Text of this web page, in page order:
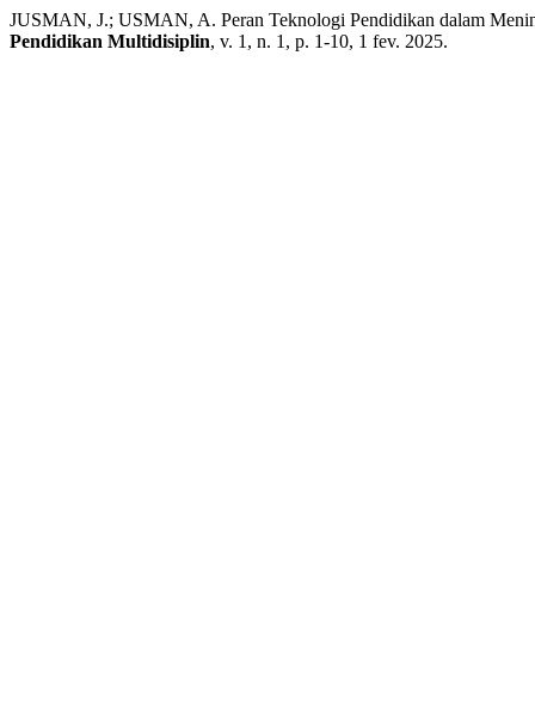
JUSMAN, J.; USMAN, A. Peran Teknologi Pendidikan dalam
Pendidikan Multidisiplin, v. 1, n. 1, p. 1-10, 1 fev. 2025.